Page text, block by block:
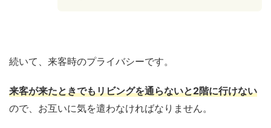
続いて、来客時のプライバシーです。
来客が来たときでもリビングを通らないと2階に行けない
ので、お互いに気を遣わなければなりません。